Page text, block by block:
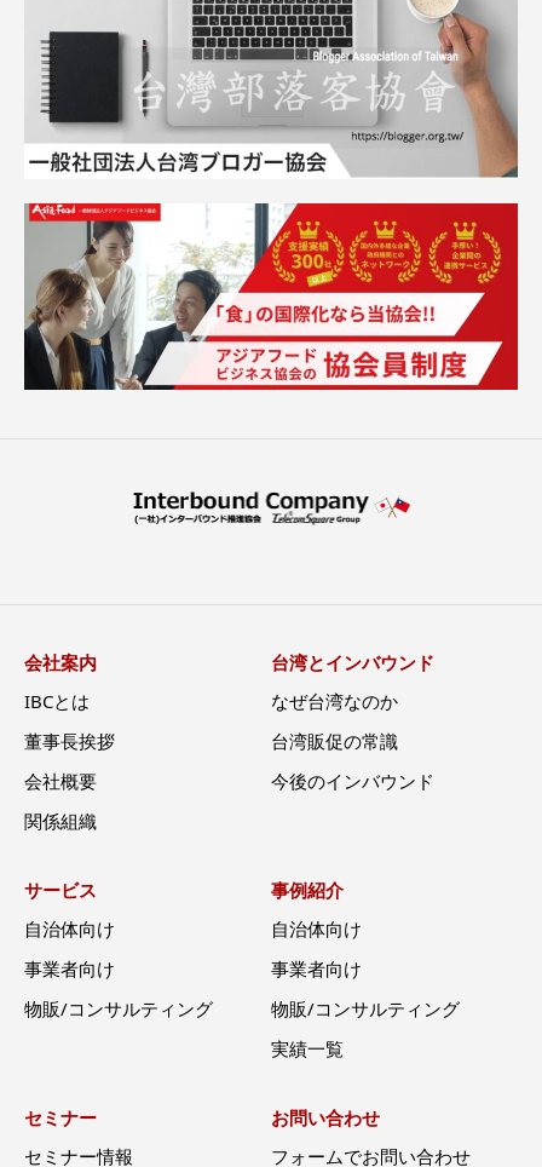
会社案内
IBCとは
董事長挨拶
会社概要
関係組織
台湾とインバウンド
なぜ台湾なのか
台湾販促の常識
今後のインバウンド
サービス
自治体向け
事業者向け
物販/コンサルティング
事例紹介
自治体向け
事業者向け
物販/コンサルティング
実績一覧
セミナー
セミナー情報
お問い合わせ
フォームでお問い合わせ